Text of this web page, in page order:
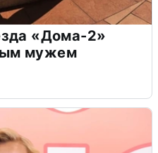
«Дома-2»
мужем